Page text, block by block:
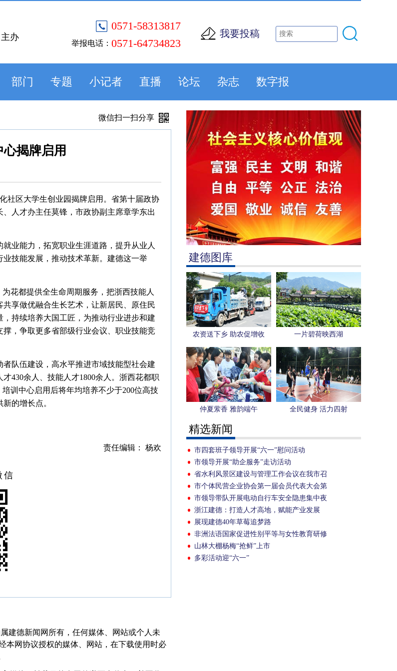
0571-58313817
举报电话： 0571-64734823
我要投稿
办
部门 专题 小记者 直播 论坛 杂志 数字报
建德图库
农资送下乡 助农促增收 一片碧荷映西湖
仲夏萦香 雅韵端午 全民健身 活力四射
精选新闻
市四套班子领导开展“六一”慰问活动
市领导开展“助企服务”走访活动
省水利风景区建设与管理工作会议在我市召
开
市个体民营企业协会第一届会员代表大会第
一次会议举行
市领导带队开展电动自行车安全隐患集中夜
查行动
浙江建德：打造人才高地，赋能产业发展
展现建德40年草莓追梦路
非洲法语国家促进性别平等与女性教育研修
班来我市参观考察
山林大棚杨梅“抢鲜”上市
多彩活动迎“六一”
微信扫一扫分享
揭牌启用
社区大学生创业园揭牌启用。省第十届政协
人才办主任莫锋，市政协副主席章学东出
业能力，拓宽职业生涯道路，提升从业人
技能发展，推动技术革新。建德这一举
花都提供全生命周期服务，把浙西技能人
享做优融合生长艺术，让新居民、原住民
持续培养大国工匠，为推动行业进步和建
，争取更多省部级行业会议、职业技能竞
队伍建设，高水平推进市域技能型社会建
430余人、技能人才1800余人。浙西花都职
训中心启用后将年均培养不少于200位高技
的增长点。
责任编辑： 杨欢
信
建德新闻网所有，任何媒体、网站或个人未
本网协议授权的媒体、网站，在下载使用时必